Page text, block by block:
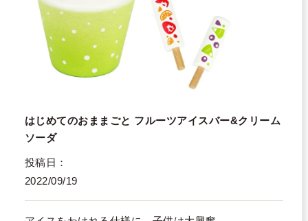
はじめてのおままごと フルーツアイスバー&クリーム
ソーダ
投稿日
2022/09/19